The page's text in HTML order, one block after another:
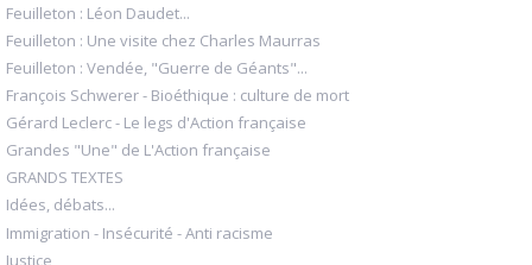
Feuilleton : Léon Daudet...
Feuilleton : Une visite chez Charles Maurras
Feuilleton : Vendée, "Guerre de Géants"...
François Schwerer - Bioéthique : culture de mort
Gérard Leclerc - Le legs d'Action française
Grandes "Une" de L'Action française
GRANDS TEXTES
Idées, débats...
Immigration - Insécurité - Anti racisme
Justice